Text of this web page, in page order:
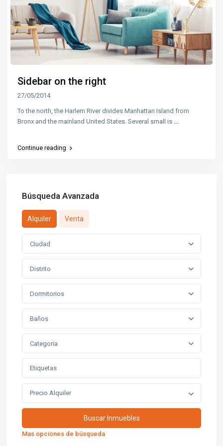
Sidebar on the right
27/05/2014
To the north, the Harlem River divides Manhattan Island from
Bronx and the mainland United States. Several small is
Continue reading
Búsqueda Avanzada
Alquiler Venta
Ciudad
Distrito
Dormitorios
Baños
Categoria
Precio Alquiler
Mas opciones de búsqueda